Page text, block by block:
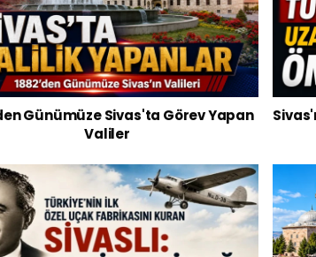
Günümüze Sivas'ta Görev Yapan
Valiler